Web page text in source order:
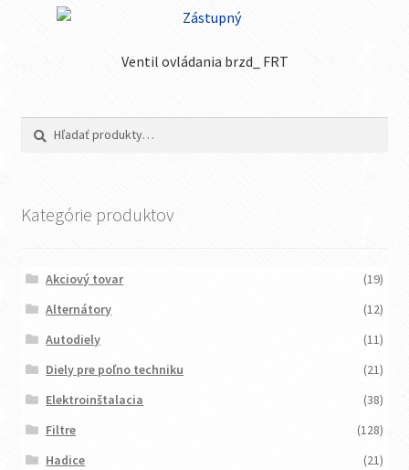
Ventil ovládania brzd_ FRT
Hľadať:
Vyhľadávanie
Kategórie produktov
Akciový tovar
(19)
Alternátory
(12)
Autodiely
(11)
Diely pre poľno techniku
(21)
Elektroinštalacia
(38)
Filtre
(128)
Hadice
(21)